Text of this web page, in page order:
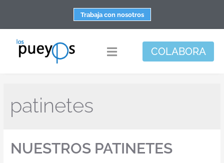
contenido
Trabaja con nosotros
Toggle
Espacio de bienestar
COLABORA
patinetes
NUESTROS PATINETES